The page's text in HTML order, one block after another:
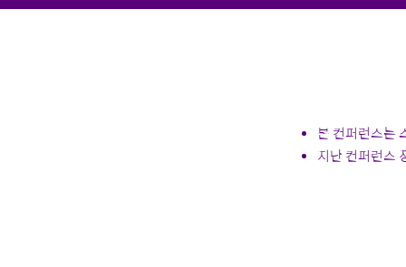
본 컨퍼런스는
지난 컨퍼런스